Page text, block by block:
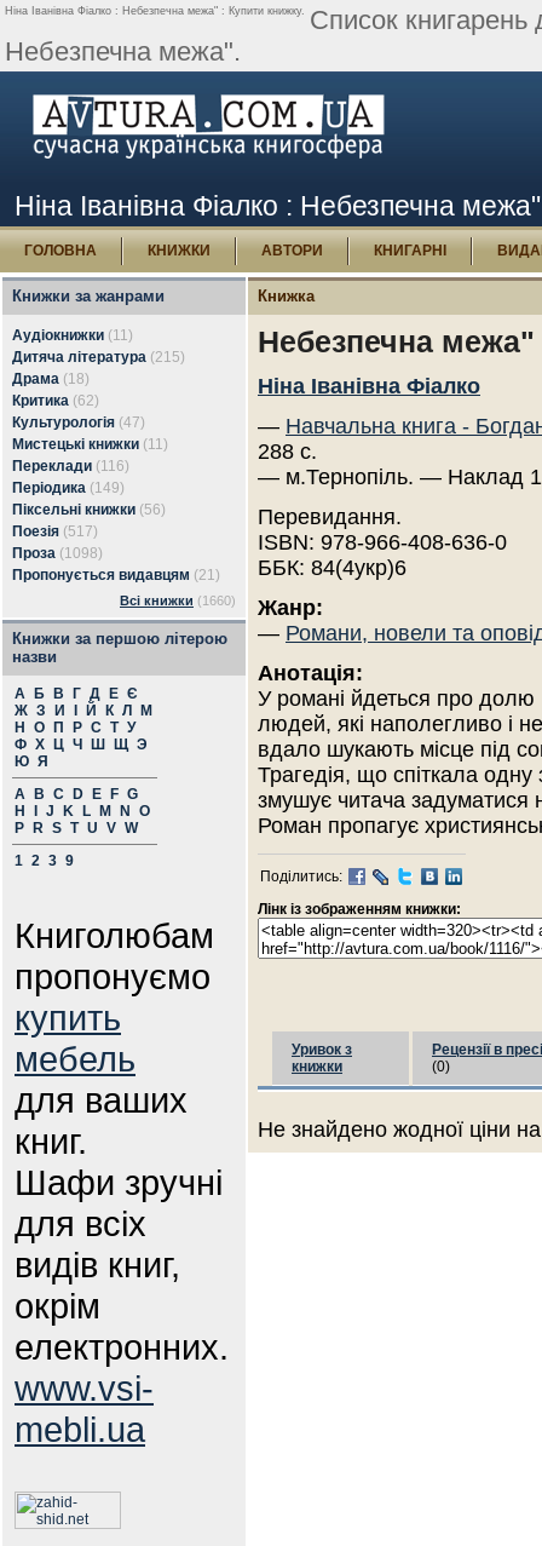
Ніна Іванівна Фіалко : Небезпечна межа" : Купити книжку. Список книгарень
Небезпечна межа".
Ніна Іванівна Фіалко : Небезпечна
ГОЛОВНА КНИЖКИ АВТОРИ КНИГАРНІ
Книжки за жанрами
Аудіокнижки (11)
Дитяча література (215)
Драма (18)
Критика (62)
Культурологія (47)
Мистецькі книжки (11)
Переклади (116)
Періодика (149)
Піксельні книжки (56)
Поезія (517)
Проза (1098)
Пропонується видавцям (21)
Всі книжки (1660)
Книжки за першою літерою
назви
А Б В Г Д Е Є
Ж З И Й К Л
М
Н
О П Р С Т У
Ф Х Ц Ч Ш Щ Э
Ю Я
A
B C D E F G
H
J K L M N
O
P
R S T U V W
1 2 3 9
Книголюбам
пропонуємо
купить
мебель
для ваших
книг.
Шафи зручні
для всіх
видів книг,
окрім
електронних.
www.vsi-
mebli.ua
Книжка
Небезпечна межа"
Ніна Іванівна Фіалко
— Навчальна книга -
288 с.
— м.Тернопіль. — Наклад
Перевидання.
ISBN: 978-966-408-636-0
ББК: 84(4укр)6
Жанр:
— Романи, новели та
Анотація:
У романі йдеться про
людей, які наполегливо і
вдало шукають місце під
Трагедія, що спіткала одну
змушує читача задуматися
Роман пропагує
Поділитись:
Лінк із зображенням книжки:
Уривок з
книжки
Рецензії в пресі
(0)
Не знайдено жодної ціни